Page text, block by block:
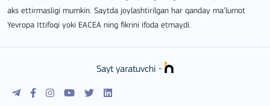
aks ettirmasligi mumkin. Saytda joylashtirilgan har qanday ma’lumot
Yevropa Ittifoqi yoki EACEA ning fikrini ifoda etmaydi.
Sayt yaratuvchi -